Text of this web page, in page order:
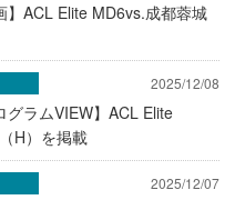
】ACL Elite MD6vs.成都蓉城
2025/12/08
グラムVIEW】ACL Elite
H）を掲載
2025/12/07